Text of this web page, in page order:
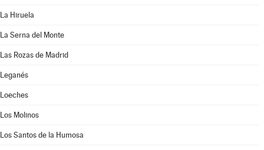
La Hiruela
La Serna del Monte
Las Rozas de Madrid
Leganés
Loeches
Los Molinos
Los Santos de la Humosa